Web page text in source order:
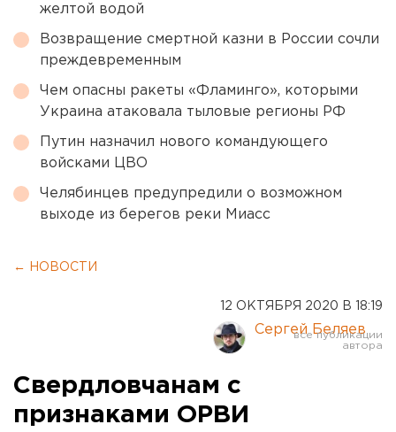
желтой водой
Возвращение смертной казни в России сочли
преждевременным
Чем опасны ракеты «Фламинго», которыми
Украина атаковала тыловые регионы РФ
Путин назначил нового командующего
войсками ЦВО
Челябинцев предупредили о возможном
выходе из берегов реки Миасс
← НОВОСТИ
12 ОКТЯБРЯ 2020 В 18:19
Сергей Беляев
Свердловчанам с
признаками ОРВИ